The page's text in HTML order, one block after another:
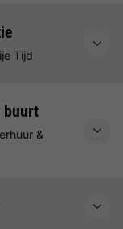
Tijd
buurt
&